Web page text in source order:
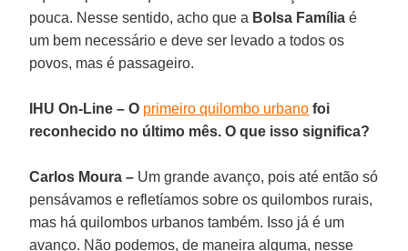
pouca. Nesse sentido, acho que a Bolsa Família é
um bem necessário e deve ser levado a todos os
povos, mas é passageiro.
IHU On-Line – O primeiro quilombo urbano foi
reconhecido no último mês. O que isso significa?
Carlos Moura – Um grande avanço, pois até então só
pensávamos e refletíamos sobre os quilombos rurais,
mas há quilombos urbanos também. Isso já é um
avanço. Não podemos, de maneira alguma, nesse